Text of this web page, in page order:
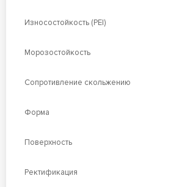
Износостойкость (PEI)
Морозостойкость
Сопротивление скольжению
Форма
Поверхность
Ректификация